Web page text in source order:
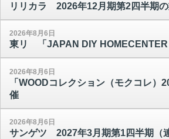
リリカラ 2026年12月期第2四半期
2026年8月6日
東リ 「JAPAN DIY HOMECENTER
2026年8月6日
「WOODコレクション（モクコレ）
催
2026年8月6日
サンゲツ 2027年3月期第1四半期（